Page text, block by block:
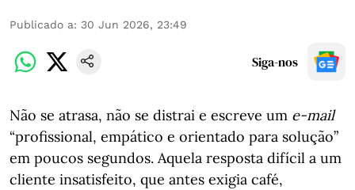
Publicado a: 30 Jun 2026, 23:49
Siga-nos
Não se atrasa, não se distrai e escreve um e-mail
“profissional, empático e orientado para solução”
em poucos segundos. Aquela resposta difícil a um
cliente insatisfeito, que antes exigia café,